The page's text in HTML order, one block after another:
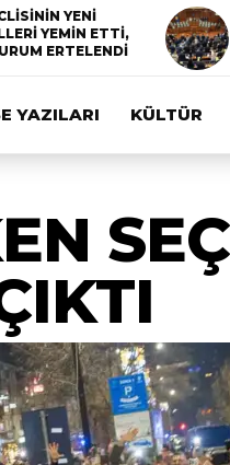
YENİ
YEMİN ETTİ,
ERTELENDİ
YAZILARI KÜLTÜR